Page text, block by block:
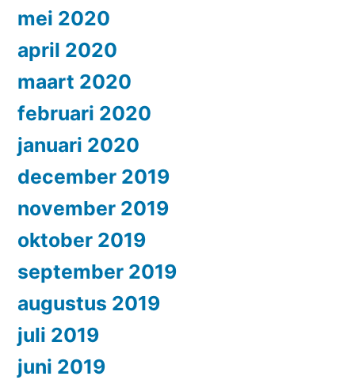
mei 2020
april 2020
maart 2020
februari 2020
januari 2020
december 2019
november 2019
oktober 2019
september 2019
augustus 2019
juli 2019
juni 2019